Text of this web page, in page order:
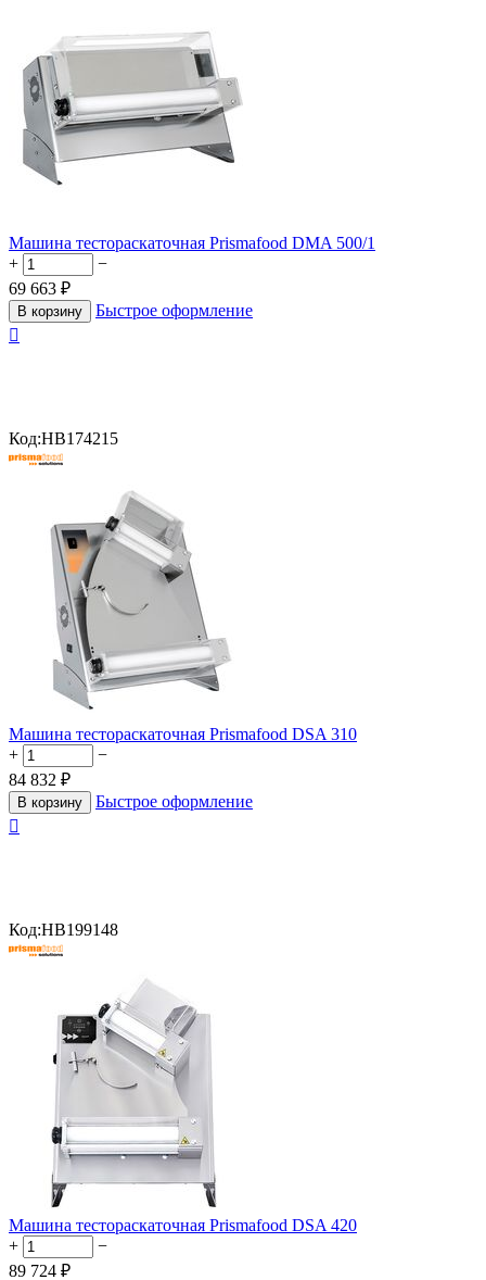
Машина тестораскаточная Prismafood DMA 500/1
+
−
69 663 ₽
В корзину
Быстрое оформление

Код:HB174215
Машина тестораскаточная Prismafood DSA 310
+
−
84 832 ₽
В корзину
Быстрое оформление

Код:HB199148
Машина тестораскаточная Prismafood DSA 420
+
−
89 724 ₽